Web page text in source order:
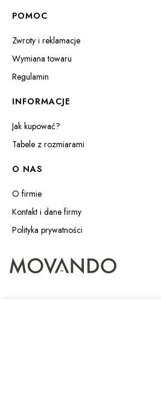
POMOC
Zwroty i reklamacje
Wymiana towaru
Regulamin
INFORMACJE
Jak kupować?
Tabele z rozmiarami
O NAS
O firmie
Kontakt i dane firmy
Polityka prywatności